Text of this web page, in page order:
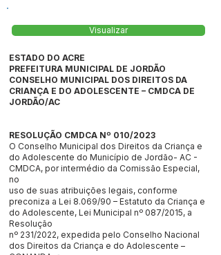
Visualizar
ESTADO DO ACRE
PREFEITURA MUNICIPAL DE JORDÃO
CONSELHO MUNICIPAL DOS DIREITOS DA
CRIANÇA E DO ADOLESCENTE – CMDCA DE
JORDÃO/AC
RESOLUÇÃO CMDCA Nº 010/2023
O Conselho Municipal dos Direitos da Criança e
do Adolescente do Município de Jordão- AC -
CMDCA, por intermédio da Comissão Especial,
no
uso de suas atribuições legais, conforme
preconiza a Lei 8.069/90 – Estatuto da Criança e
do Adolescente, Lei Municipal nº 087/2015, a
Resolução
nº 231/2022, expedida pelo Conselho Nacional
dos Direitos da Criança e do Adolescente –